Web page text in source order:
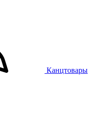
Канцтовары